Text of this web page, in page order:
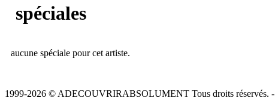
spéciales
aucune spéciale pour cet artiste.
1999-2026 © ADECOUVRIRABSOLUMENT Tous droits réservés. -